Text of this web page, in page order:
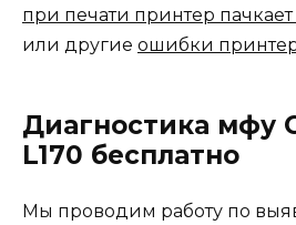
при печати принтер пачкает
или другие ошибки
Диагностика мфу
L170 бесплатно
Мы проводим работу по